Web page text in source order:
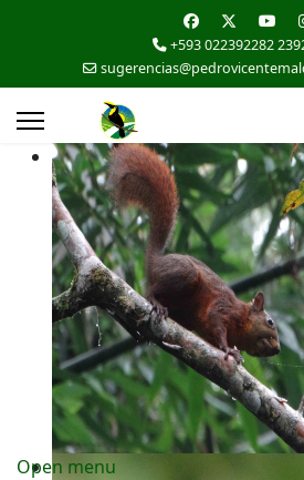
+593 022392282
Open menu